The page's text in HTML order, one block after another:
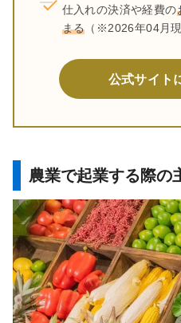
仕入れの決済や経費の
まる （※2026年04月現
公式サイト
農業で起業する際の